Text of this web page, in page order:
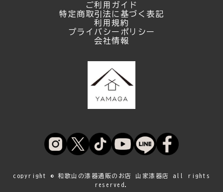
ご利用ガイド
特定商取引法に基づく表記
利用規約
プライバシーポリシー
会社情報
copyright © 和歌山の漆器通販のお店 山家漆器店 all rights
reserved.